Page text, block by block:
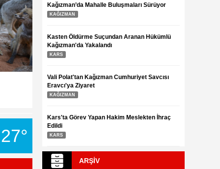
Tarihi Mostar Köprüsü'nde 450. geleneksel
atlama yarışları
3.08.2016
27°
Kağızman’da Mahalle Buluşmaları Sürüyor
KAĞIZMAN
Kasten Öldürme Suçundan Aranan Hükümlü
Kağızman'da Yakalandı
KARS
Vali Polat'tan Kağızman Cumhuriyet Savcısı
Eravcı'ya Ziyaret
KAĞIZMAN
Kars'ta Görev Yapan Hakim Meslekten İhraç
Edildi
KARS
ARŞİV